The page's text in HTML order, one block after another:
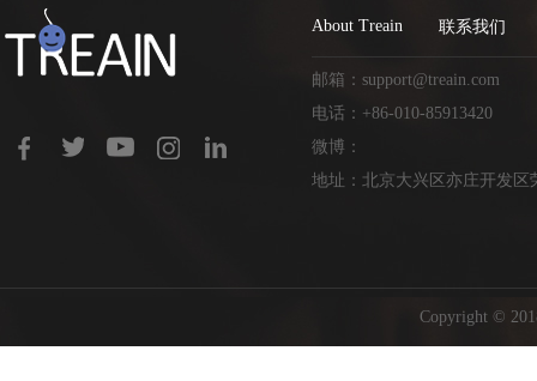
About Treain 联系我们
邮箱：support@treain.com
电话：+86-010-85913420
微博：
地址：北京大兴区亦庄开发区
Copyright ©